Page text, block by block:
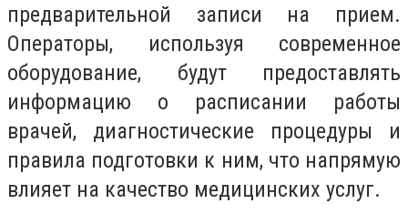
предварительной записи на прием.
Операторы, используя современное
оборудование, будут предоставлять
информацию о расписании работы
врачей, диагностические процедуры и
правила подготовки к ним, что напрямую
влияет на качество медицинских услуг.